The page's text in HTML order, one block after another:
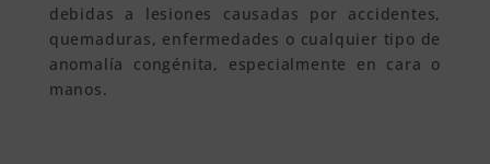
debidas a lesiones causadas por accidentes,
quemaduras, enfermedades o cualquier tipo de
anomalía congénita, especialmente en cara o
manos.